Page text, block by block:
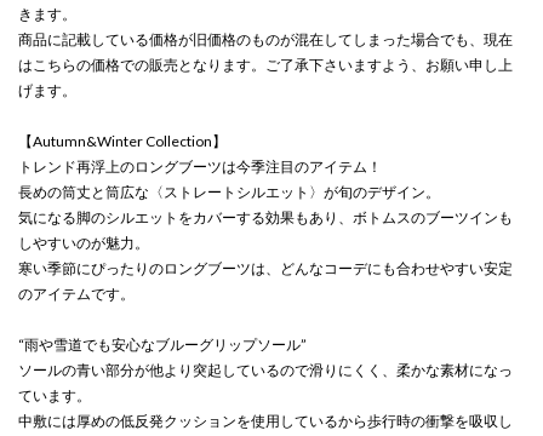
きます。
商品に記載している価格が旧価格のものが混在してしまった場合でも、現在
はこちらの価格での販売となります。ご了承下さいますよう、お願い申し上
げます。
【Autumn&Winter Collection】
トレンド再浮上のロングブーツは今季注目のアイテム！
長めの筒丈と筒広な〈ストレートシルエット〉が旬のデザイン。
気になる脚のシルエットをカバーする効果もあり、ボトムスのブーツインも
しやすいのが魅力。
寒い季節にぴったりのロングブーツは、どんなコーデにも合わせやすい安定
のアイテムです。
“雨や雪道でも安心なブルーグリップソール”
ソールの青い部分が他より突起しているので滑りにくく、柔かな素材になっ
ています。
中敷には厚めの低反発クッションを使用しているから歩行時の衝撃を吸収し